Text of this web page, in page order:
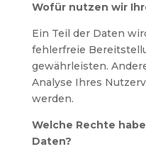
Wofür nutzen wir
Ein Teil der Daten
fehlerfreie
gewährleisten.
Analyse Ihres
werden.
Welche Rechte
Daten?